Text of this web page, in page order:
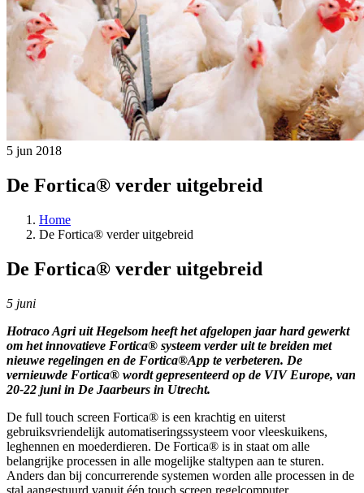
5 jun 2018
De Fortica® verder uitgebreid
Home
De Fortica® verder uitgebreid
De Fortica® verder uitgebreid
5 juni
Hotraco Agri uit Hegelsom heeft het afgelopen jaar hard gewerkt
om het innovatieve Fortica® systeem verder uit te breiden met
nieuwe regelingen en de Fortica®App te verbeteren. De
vernieuwde Fortica® wordt gepresenteerd op de VIV Europe, van
20-22 juni in De Jaarbeurs in Utrecht.
De full touch screen Fortica® is een krachtig en uiterst
gebruiksvriendelijk automatiseringssysteem voor vleeskuikens,
leghennen en moederdieren. De Fortica® is in staat om alle
belangrijke processen in alle mogelijke staltypen aan te sturen.
Anders dan bij concurrerende systemen worden alle processen in de
stal aangestuurd vanuit één touch screen regelcomputer.